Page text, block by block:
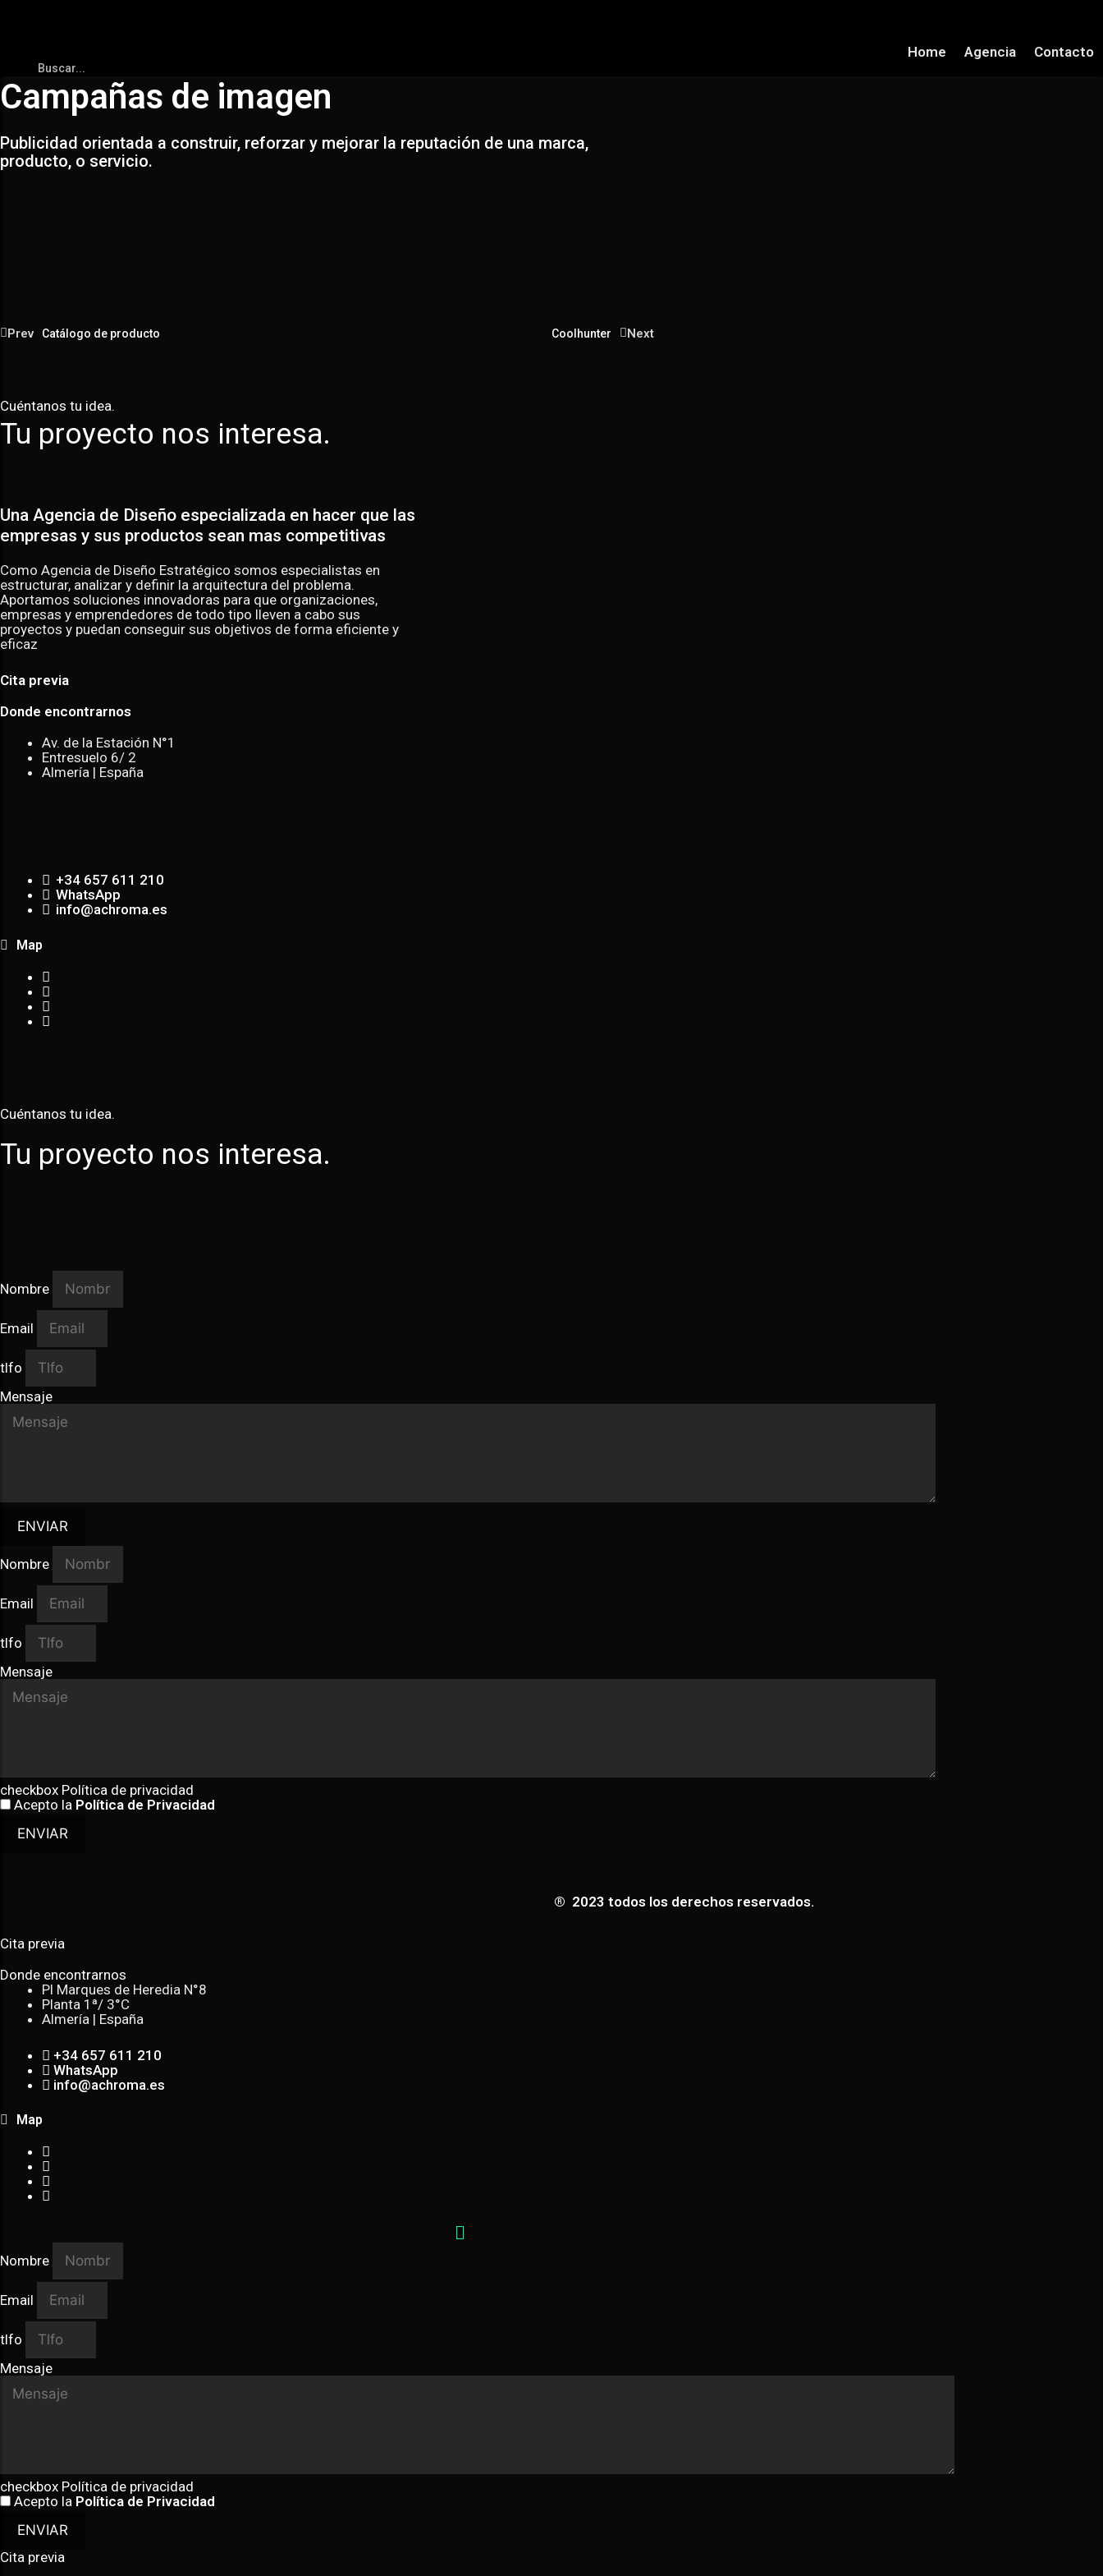
Home Agencia Contacto
Campañas de imagen
Publicidad orientada a construir, reforzar y mejorar la reputación de una marca,
producto, o servicio.
Prev Catálogo de producto Coolhunter Next
Cuéntanos tu idea.
Tu proyecto nos interesa.
Una Agencia de Diseño especializada en hacer que las
empresas y sus productos sean mas competitivas
Como Agencia de Diseño Estratégico somos especialistas en
estructurar, analizar y definir la arquitectura del problema.
Aportamos soluciones innovadoras para que organizaciones,
empresas y emprendedores de todo tipo lleven a cabo sus
proyectos y puedan conseguir sus objetivos de forma eficiente y
eficaz
Cita previa
Donde encontrarnos
Av. de la Estación N°1
Entresuelo 6/ 2
Almería | España
+34 657 611 210
WhatsApp
info@achroma.es
Map
Cuéntanos tu idea.
Tu proyecto nos interesa.
Nombre
Email
tlfo
Mensaje
ENVIAR
Nombre
Email
tlfo
Mensaje
checkbox Política de privacidad
Acepto la Política de Privacidad
ENVIAR
® 2023 todos los derechos reservados.
Cita previa
Donde encontrarnos
Pl Marques de Heredia N°8
Planta 1ª/ 3°C
Almería | España
+34 657 611 210
WhatsApp
info@achroma.es
Map
Nombre
Email
tlfo
Mensaje
checkbox Política de privacidad
Acepto la Política de Privacidad
ENVIAR
Cita previa